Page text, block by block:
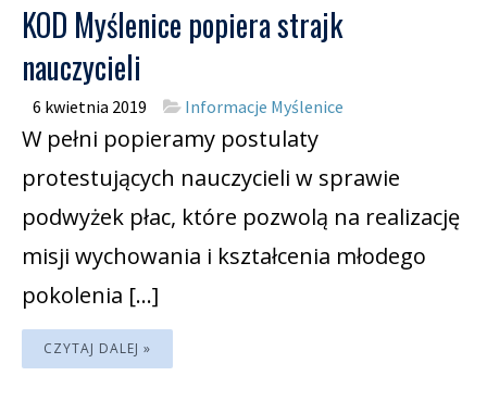
KOD Myślenice popiera strajk
nauczycieli
6 kwietnia 2019 Informacje Myślenice
W pełni popieramy postulaty
protestujących nauczycieli w sprawie
podwyżek płac, które pozwolą na realizację
misji wychowania i kształcenia młodego
pokolenia […]
CZYTAJ DALEJ »